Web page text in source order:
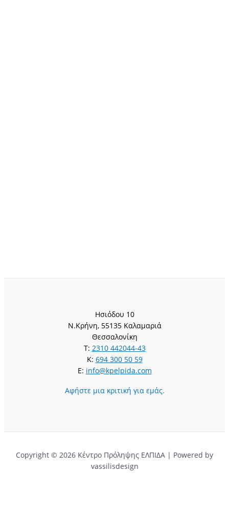
Ησιόδου 10
Ν.Κρήνη, 55135 Καλαμαριά
Θεσσαλονίκη
T: 2310 442044-43
K: 694 300 50 59
E: info@kpelpida.com
Αφήστε μια κριτική για εμάς.
Copyright © 2026 Κέντρο Πρόληψης ΕΛΠΙΔΑ | Powered by
vassilisdesign